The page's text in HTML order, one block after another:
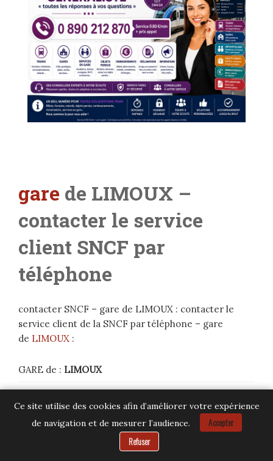
gare de LIMOUX –
contacter le service
client SNCF par
téléphone
contacter SNCF – gare de LIMOUX : contacter le
service client de la SNCF par téléphone – gare
de LIMOUX :
GARE de : LIMOUX
Service client SNCF :36.35
Ce site utilise des cookies afin d’améliorer votre expérience
de navigation et de mesurer l’audience.
Accepter
Refuser